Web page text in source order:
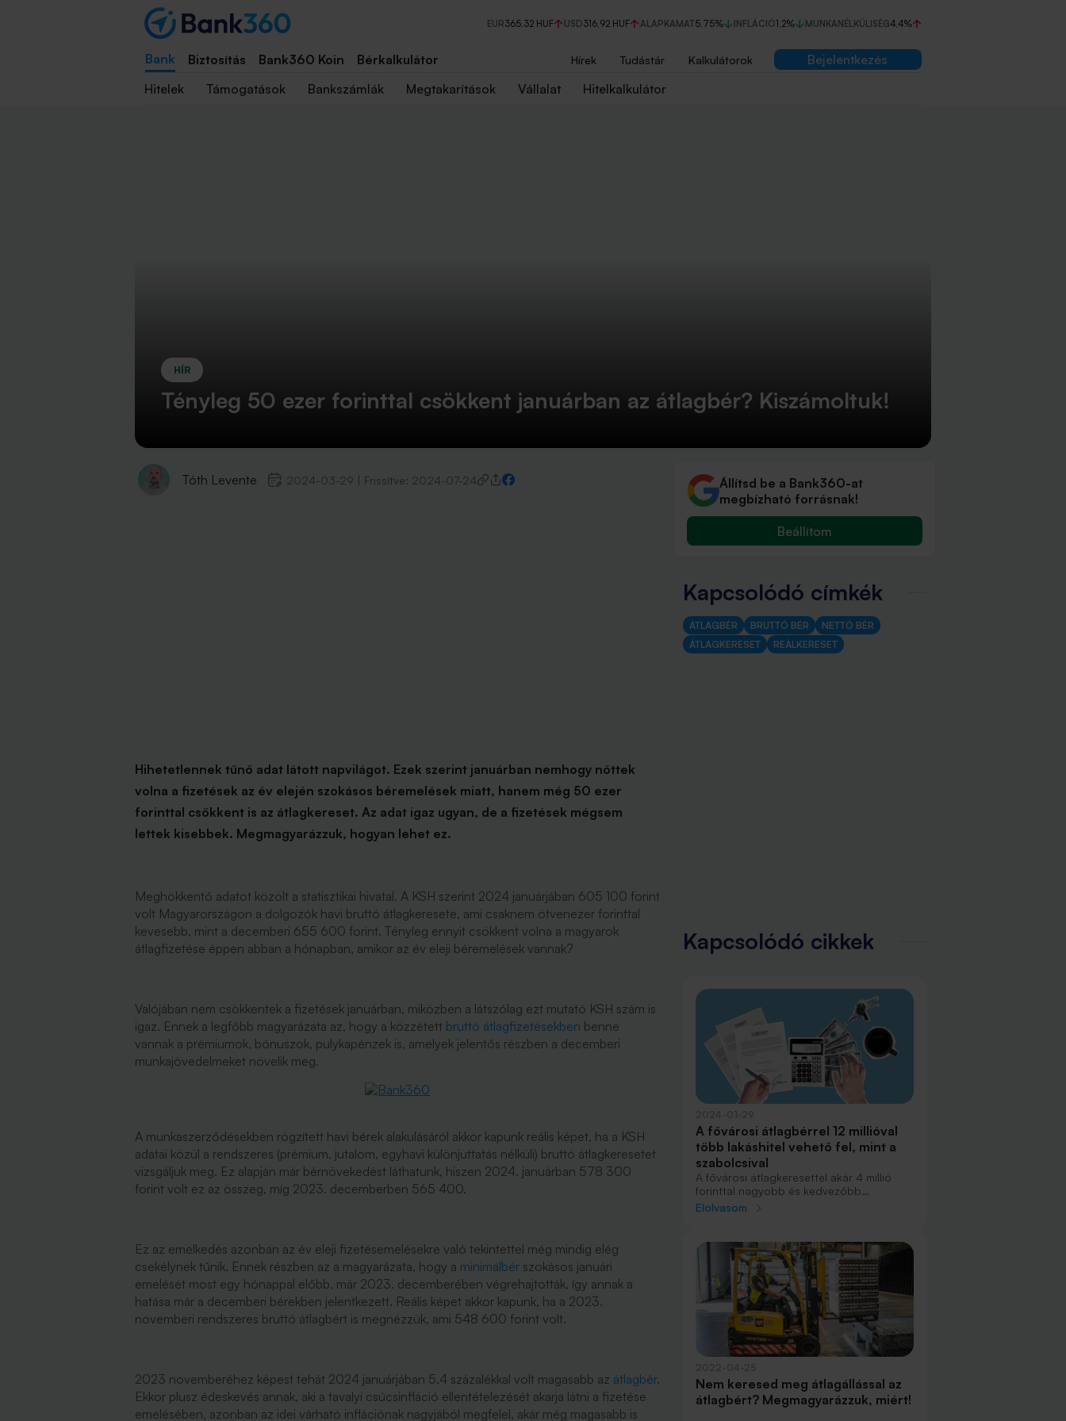
EUR365,32 HUF USD316,92 HUF ALAPKAMAT5,75% INFLÁCIÓ1,2% MUNKANÉLKÜLISÉG4,4%
Bank Biztosítás Bank360 Koin Bérkalkulátor Hírek Tudástár Kalkulátorok
Bejelentkezés
Hitelek
Támogatások Bankszámlák Megtakarítások Vállalat Hitelkalkulátor
HÍR
Tényleg 50 ezer forinttal csökkent januárban az átlagbér? Kiszámoltuk!
Tóth Levente 2024-03-29 Frissítve: 2024-07-24
Hihetetlennek tűnő adat látott napvilágot. Ezek szerint januárban nemhogy nőttek
volna a fizetések az év elején szokásos béremelések miatt, hanem még 50 ezer
forinttal csökkent is az átlagkereset. Az adat igaz ugyan, de a fizetések mégsem
lettek kisebbek. Megmagyarázzuk, hogyan lehet ez.
Meghökkentő adatot közölt a statisztikai hivatal. A KSH szerint 2024 januárjában 605 100 forint
volt Magyarországon a dolgozók havi bruttó átlagkeresete, ami csaknem ötvenezer forinttal
kevesebb, mint a decemberi 655 600 forint. Tényleg ennyit csökkent volna a magyarok
átlagfizetése éppen abban a hónapban, amikor az év eleji béremelések vannak?
Valójában nem csökkentek a fizetések januárban, miközben a látszólag ezt mutató KSH szám is
igaz. Ennek a legfőbb magyarázata az, hogy a közzétett bruttó átlagfizetésekben benne
vannak a prémiumok, bónuszok, pulykapénzek is, amelyek jelentős részben a decemberi
munkajövedelmeket növelik meg.
A munkaszerződésekben rögzített havi bérek alakulásáról akkor kapunk reális képet, ha a KSH
adatai közül a rendszeres (prémium, jutalom, egyhavi különjuttatás nélküli) bruttó átlagkeresetet
vizsgáljuk meg. Ez alapján már bérnövekedést láthatunk, hiszen 2024. januárban 578 300
forint volt ez az összeg, míg 2023. decemberben 565 400.
Ez az emelkedés azonban az év eleji fizetésemelésekre való tekintettel még mindig elég
csekélynek tűnik. Ennek részben az a magyarázata, hogy a minimálbér szokásos januári
emelését most egy hónappal előbb, már 2023. decemberében végrehajtották, így annak a
hatása már a decemberi bérekben jelentkezett. Reális képet akkor kapunk, ha a 2023.
novemberi rendszeres bruttó átlagbért is megnézzük, ami 548 600 forint volt.
2023 novemberéhez képest tehát 2024 januárjában 5,4 százalékkal volt magasabb az átlagbér.
Ekkor plusz édeskevés annak, aki a tavalyi csúcsinfláció ellentételezését akarja látni a fizetése
emelésében, azonban az idei várható inflációnak nagyjából megfelel, akár még magasabb is
Állítsd be a Bank360-at
megbízható forrásnak!
Beállítom
Kapcsolódó címkék
ÁTLAGBÉR BRUTTÓ BÉR
NETTÓ BÉR
ÁTLAGKERESET
REÁLKERESET
Kapcsolódó cikkek
A fővárosi átlagbérrel 12 millióval
több lakáshitel vehető fel, mint a
szabolcsival
A fővárosi átlagkeresettel akár 4 millió
forinttal nagyobb és kedvezőbb
kamatozású személyi kölcsön igényelhető,
12 millió a különbség, de ugyanakkora
összegnél a törlesztőkben nincs
különbség.
Elolvasom
Nem keresed meg átlagállással az
átlagbért? Megmagyarázzuk, miért!